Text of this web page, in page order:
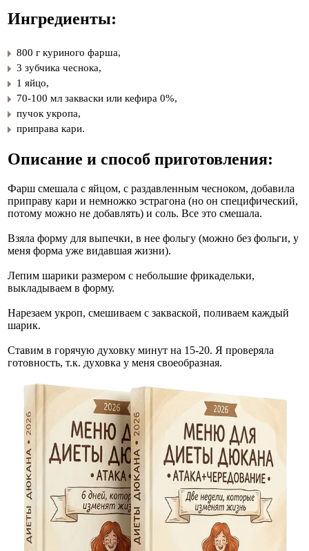
Ингредиенты:
800 г куриного фарша,
3 зубчика чеснока,
1 яйцо,
70-100 мл закваски или кефира 0%,
пучок укропа,
приправа кари.
Описание и способ приготовления:
Фарш смешала с яйцом, с раздавленным чесноком, добавила
приправу кари и немножко эстрагона (но он специфический,
потому можно не добавлять) и соль. Все это смешала.
Взяла форму для выпечки, в нее фольгу (можно без фольги, у
меня форма уже видавшая жизни).
Лепим шарики размером с небольшие фрикадельки,
выкладываем в форму.
Нарезаем укроп, смешиваем с закваской, поливаем каждый
шарик.
Ставим в горячую духовку минут на 15-20. Я проверяла
готовность, т.к. духовка у меня своеобразная.